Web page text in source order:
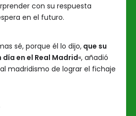
con su respuesta
en el futuro.
sé, porque él lo dijo, que su
en el Real Madrid«, añadió
madridismo de lograr el fichaje